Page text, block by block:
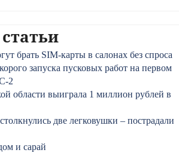
брать SIM-карты в салонах без спроса
запуска пусковых работ на первом
2
области выиграла 1 миллион рублей в
две легковушки – пострадали
и сарай